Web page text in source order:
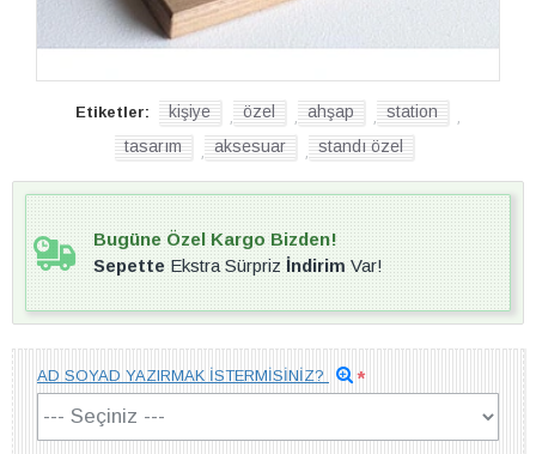
Etiketler: kişiye özel ahşap station
tasarım aksesuar standı özel
AD SOYAD YAZIRMAK İSTERMİSİNİZ?
Bugüne Özel Kargo Bizden!
SepetteEkstra SürprizİndirimVar!